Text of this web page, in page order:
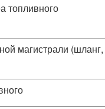
топливного
магистрали (шланг,